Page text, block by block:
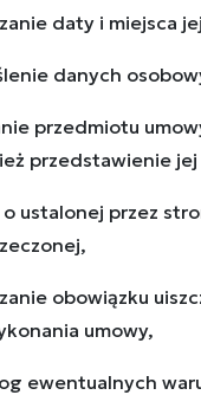
daty i miejsca
danych
przedmiotu
przedstawienie jej
o ustalonej przez
obowiązku
umowy,
ewentualnych